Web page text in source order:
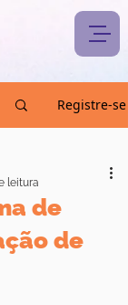
Registre-se
de
de
leitura
de 5 estrelas.